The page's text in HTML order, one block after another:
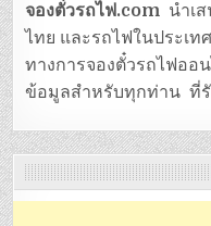
จองตั๋วรถไฟ.com นำเ
ไทย และรถไฟในประเท
ทางการจองตั๋วรถไฟออ
ข้อมูลสำหรับทุกท่าน ที่รั